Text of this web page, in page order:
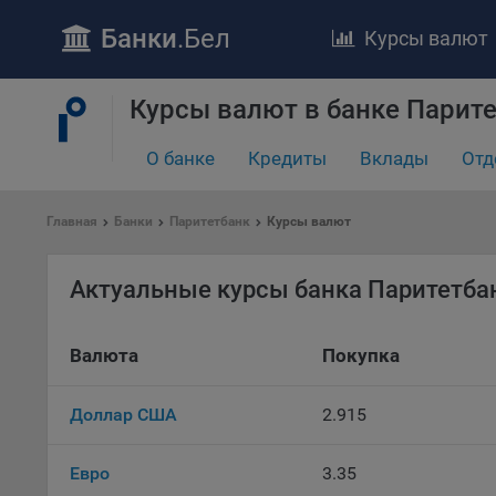
Банки.Бел Курсы валют
Курсы валют в банке
О банке Кредиты Вклады
Главная Банки Паритетбанк Курсы валют
Актуальные курсы банка
Валюта Покупка
Доллар США 2.915
Евро 3.35